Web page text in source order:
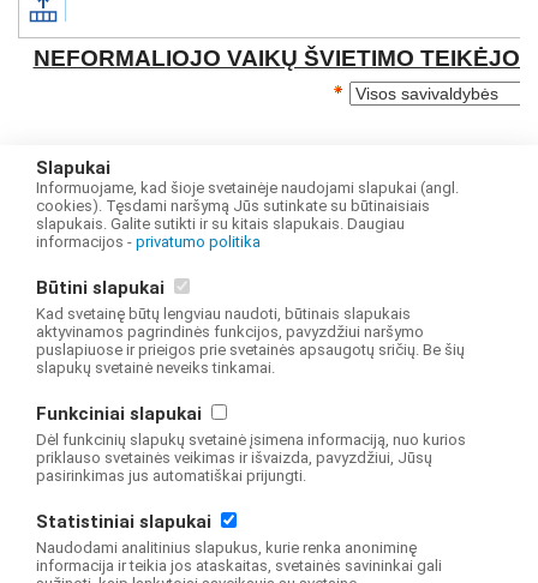
Slapukai
Informuojame, kad šioje svetainėje naudojami slapukai (angl.
cookies). Tęsdami naršymą Jūs sutinkate su būtinaisiais
slapukais. Galite sutikti ir su kitais slapukais. Daugiau
informacijos - privatumo politika
Būtini slapukai
Kad svetainę būtų lengviau naudoti, būtinais slapukais
aktyvinamos pagrindinės funkcijos, pavyzdžiui naršymo
puslapiuose ir prieigos prie svetainės apsaugotų sričių. Be šių
slapukų svetainė neveiks tinkamai.
Funkciniai slapukai
Dėl funkcinių slapukų svetainė įsimena informaciją, nuo kurios
priklauso svetainės veikimas ir išvaizda, pavyzdžiui, Jūsų
pasirinkimas jus automatiškai prijungti.
Statistiniai slapukai
Naudodami analitinius slapukus, kurie renka anoniminę
informacija ir teikia jos ataskaitas, svetainės savininkai gali